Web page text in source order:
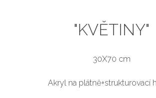
"KVĚTINY"
30X70 cm
Akryl na plátně+strukturovací